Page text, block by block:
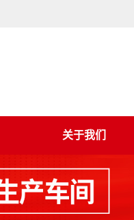
关于我们